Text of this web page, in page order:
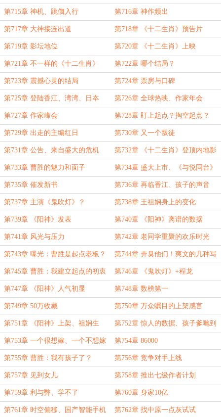
第715章 神机、跳儛入行 第716章 神作频出
第717章 大神接连出道 第718章 《十二生肖》预告片
第719章 影坛地位 第720章 《十二生肖》上映
第721章 不一样的《十二生肖》 第722章 哪个结局？
第723章 震撼心灵的结局 第724章 票房与口碑
第725章 登陆香江、湾湾、日夲 第726章 全球热映、作家年会
第727章 作家峰会 第728章 盯上起点？掏空起点？
第729章 出走的主编红日 第730章 又一个叛徒
第731章 公告、来自盛大的危机 第732章 《十二生肖》登顶内地影
史最高
第733章 曹胜的魅力和面子 第734章 盛大上市、《与悦同台》
第735章 催发新书 第736章 再临香江、孩子的声音
第737章 主演《鬼吹灯》？ 第738章 王祖娴身上的变化
第739章 《阳神》发表 第740章 《阳神》离谱的数据
第741章 风光与压力 第742章 老同学重聚的欢乐时光
第743章 曝光：曹胜是起点老板？ 第744章 弄臭他们！爽文的几种写
法
第745章 曹胜：我建立起点的初衷 第746章 《鬼吹灯》+程龙
第747章 《阳神》人气初显 第748章 数榜第一
第749章 50万收藏 第750章 万众瞩目的上架感言
第751章 《阳神》上架、祖娴生
娃？
第752章 惊人的数据、孩子爹哋到
底是谁？
第753章 一个很想嫁、一个不想嫁 第754章 86000
第755章 曹胜：我有孩子了？ 第756章 竞争对手上线
第757章 见到女儿 第758章 推出七级作者计划
第759章 利与弊、学不了 第760章 身家10亿
第761章 时空偏移、国产智能手机 第762章 找中原一点灰试试